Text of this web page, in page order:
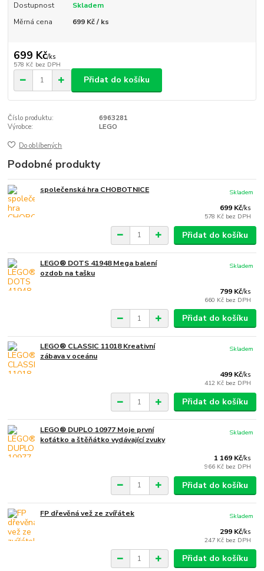
Dostupnost
Skladem
Měrná cena
699 Kč / ks
699 Kč/ks
578 Kč bez DPH
Přidat do košíku
Číslo produktu:
6963281
Výrobce:
LEGO
Do oblíbených
Podobné produkty
společenská hra CHOBOTNICE
699 Kč/ks
578 Kč bez DPH
Skladem
Přidat do košíku
LEGO® DOTS 41948 Mega balení
ozdob na tašku
799 Kč/ks
660 Kč bez DPH
Skladem
Přidat do košíku
LEGO® CLASSIC 11018 Kreativní
zábava v oceánu
499 Kč/ks
412 Kč bez DPH
Skladem
Přidat do košíku
LEGO® DUPLO 10977 Moje první
koťátko a štěňátko vydávající zvuky
1 169 Kč/ks
966 Kč bez DPH
Skladem
Přidat do košíku
FP dřevěná vež ze zvířátek
299 Kč/ks
247 Kč bez DPH
Skladem
Přidat do košíku